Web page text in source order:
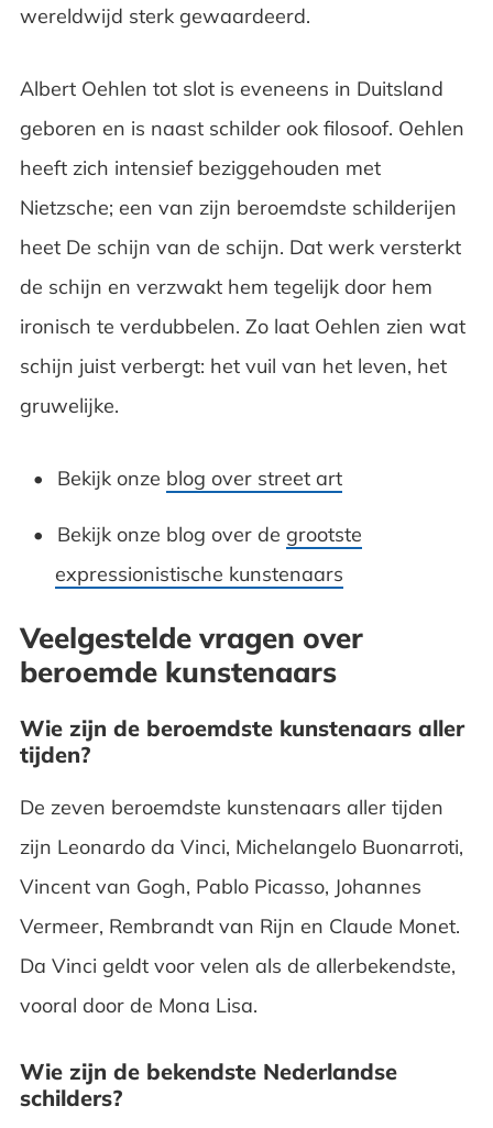
wereldwijd sterk gewaardeerd.
Albert Oehlen tot slot is eveneens in Duitsland
geboren en is naast schilder ook filosoof. Oehlen
heeft zich intensief beziggehouden met
Nietzsche; een van zijn beroemdste schilderijen
heet De schijn van de schijn. Dat werk versterkt
de schijn en verzwakt hem tegelijk door hem
ironisch te verdubbelen. Zo laat Oehlen zien wat
schijn juist verbergt: het vuil van het leven, het
gruwelijke.
Bekijk onze blog over street art
Bekijk onze blog over de grootste
expressionistische kunstenaars
Veelgestelde vragen over
beroemde kunstenaars
Wie zijn de beroemdste kunstenaars aller
tijden?
De zeven beroemdste kunstenaars aller tijden
zijn Leonardo da Vinci, Michelangelo Buonarroti,
Vincent van Gogh, Pablo Picasso, Johannes
Vermeer, Rembrandt van Rijn en Claude Monet.
Da Vinci geldt voor velen als de allerbekendste,
vooral door de Mona Lisa.
Wie zijn de bekendste Nederlandse
schilders?